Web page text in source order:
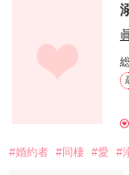
500文字の不
200文字でゾ
スターツ出
賞」野いちご！会
「あとでかまっ
自分の意志とは
加速するんだな
#婚約者 #同棲 #愛 #